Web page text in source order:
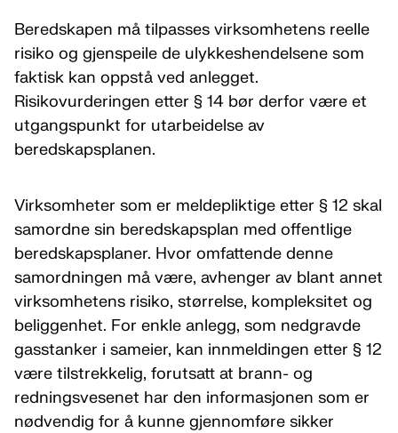
Beredskapen må tilpasses virksomhetens reelle
risiko og gjenspeile de ulykkeshendelsene som
faktisk kan oppstå ved anlegget.
Risikovurderingen etter § 14 bør derfor være et
utgangspunkt for utarbeidelse av
beredskapsplanen.
Virksomheter som er meldepliktige etter § 12 skal
samordne sin beredskapsplan med offentlige
beredskapsplaner. Hvor omfattende denne
samordningen må være, avhenger av blant annet
virksomhetens risiko, størrelse, kompleksitet og
beliggenhet. For enkle anlegg, som nedgravde
gasstanker i sameier, kan innmeldingen etter § 12
være tilstrekkelig, forutsatt at brann- og
redningsvesenet har den informasjonen som er
nødvendig for å kunne gjennomføre sikker